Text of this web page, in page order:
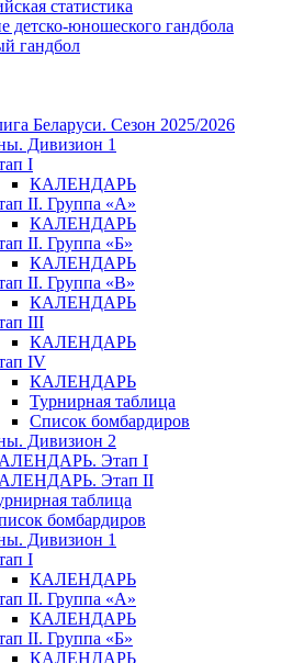
статистика
детско-юношеского гандбола
гандбол
Беларуси. Сезон 2025/2026
Дивизион 1
I
КАЛЕНДАРЬ
II. Группа «А»
КАЛЕНДАРЬ
II. Группа «Б»
КАЛЕНДАРЬ
II. Группа «В»
КАЛЕНДАРЬ
III
КАЛЕНДАРЬ
IV
КАЛЕНДАРЬ
Турнирная таблица
Список бомбардиров
Дивизион 2
Этап I
Этап II
таблица
бомбардиров
Дивизион 1
I
КАЛЕНДАРЬ
II. Группа «А»
КАЛЕНДАРЬ
II. Группа «Б»
КАЛЕНДАРЬ